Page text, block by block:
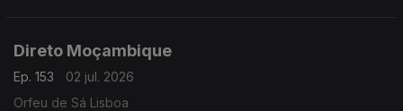
Direto Moçambique
Ep. 153
02 jul. 2026
Orfeu de Sá Lisboa